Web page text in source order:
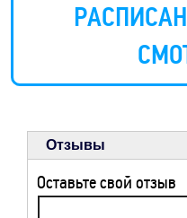
Отзывы
Оставьте свой отзыв